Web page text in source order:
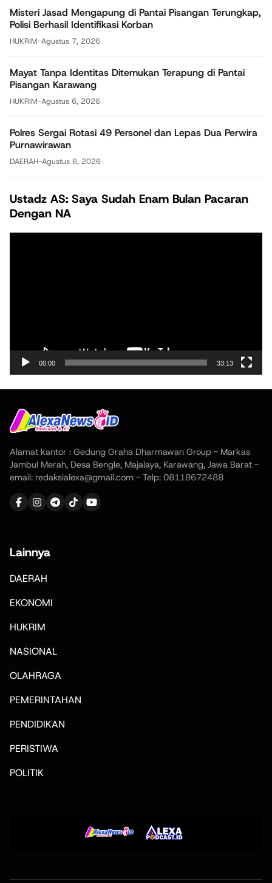
Misteri Jasad Mengapung di Pantai Pisangan Terungkap,
Polisi Berhasil Identifikasi Korban
HUKRIM-Agustus 7, 2026
Mayat Tanpa Identitas Ditemukan Terapung di Pantai
Pisangan Karawang
HUKRIM-Agustus 6, 2026
Polres Sergai Rotasi 49 Personel dan Lepas Dua Perwira
Purnawirawan
DAERAH-Agustus 6, 2026
Ustadz AS: Saya Sudah Enam Bulan Pacaran
Dengan NA
00:00 33:13
Alamat kantor : Gedung Graha Dharmawan Group - Markas
Jambul Merah, Desa Bengle, Majalaya, Karawang, Jawa Barat -
email: redaksialexa@gmail.com - Telp: 08118672488
Lainnya
DAERAH
EKONOMI
HUKRIM
NASIONAL
OLAHRAGA
PEMERINTAHAN
PENDIDIKAN
PERISTIWA
POLITIK